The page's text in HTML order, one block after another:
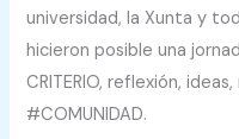
universidad, la Xunta y
hicieron posible una
CRITERIO, reflexión,
#COMUNIDAD.